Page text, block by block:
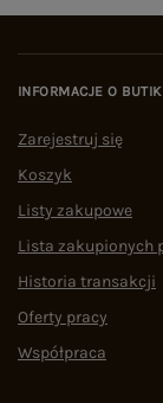
INFORMACJE O BUTIK
Zarejestruj się
Koszyk
Listy zakupowe
Lista zakupionych
Historia transakcji
Oferty pracy
Współpraca